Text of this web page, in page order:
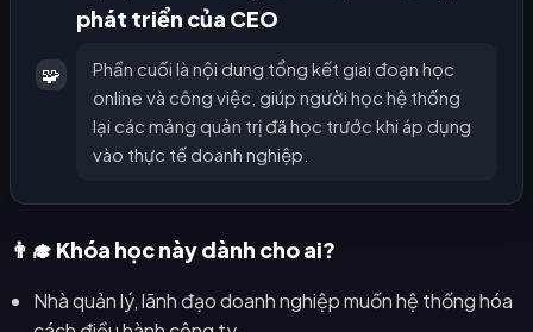
🧩
phát triển của CEO
Phần cuối là nội dung tổng kết giai đoạn học
online và công việc, giúp người học hệ thống
lại các mảng quản trị đã học trước khi áp dụng
vào thực tế doanh nghiệp.
👨‍🎓 Khóa học này dành cho ai?
Nhà quản lý, lãnh đạo doanh nghiệp muốn hệ thống hóa